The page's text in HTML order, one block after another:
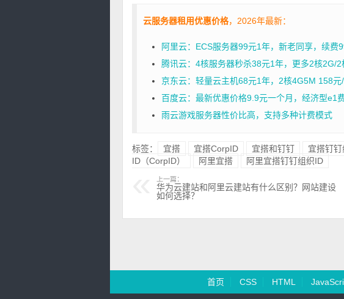
云服务器租用优惠价格，2026年最新：
阿里云：ECS服务器99元1年，新老同享，续费
腾讯云：4核服务器秒杀38元1年，更多2核2G/
京东云：轻量云主机68元1年，2核4G5M 158
百度云：最新优惠价格9.9元一个月，经济型e1
雨云游戏服务器性价比高，支持多种计费模式
标签： 宜搭 宜搭CorpID 宜搭和钉钉 宜搭钉钉
ID（CorpID）
阿里宜搭 阿里宜搭钉钉组织ID
上一篇：
华为云建站和阿里云建站有什么区别？网站建设
如何选择？
首页 CSS HTML